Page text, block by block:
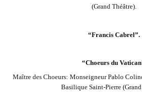
(Grand Théâtre).
“Francis Cabrel”.
“Choeurs du
Maître des Choeurs: Monseigneur Pablo
Basilique Saint-Pierre (Grand